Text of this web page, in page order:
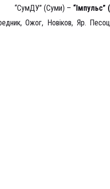
“СумДУ” (Суми) –
Ожог, Новіков, Яр.